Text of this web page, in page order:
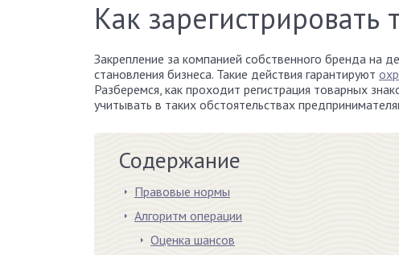
Как
Закрепление за компанией собственного бренда на
становления бизнеса. Такие действия гарантируют
Разберемся, как проходит регистрация товарных
учитывать в таких обстоятельствах
Содержание
Правовые нормы
Алгоритм операции
Оценка шансов